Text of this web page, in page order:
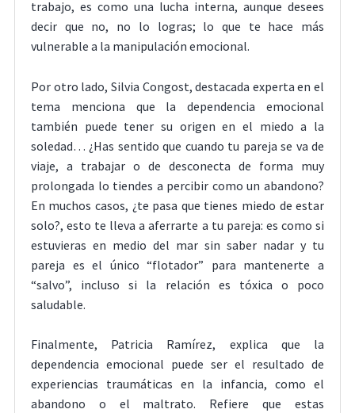
trabajo, es como una lucha interna, aunque desees
decir que no, no lo logras; lo que te hace más
vulnerable a la manipulación emocional.
Por otro lado, Silvia Congost, destacada experta en el
tema menciona que la dependencia emocional
también puede tener su origen en el miedo a la
soledad… ¿Has sentido que cuando tu pareja se va de
viaje, a trabajar o de desconecta de forma muy
prolongada lo tiendes a percibir como un abandono?
En muchos casos, ¿te pasa que tienes miedo de estar
solo?, esto te lleva a aferrarte a tu pareja: es como si
estuvieras en medio del mar sin saber nadar y tu
pareja es el único “flotador” para mantenerte a
“salvo”, incluso si la relación es tóxica o poco
saludable.
Finalmente, Patricia Ramírez, explica que la
dependencia emocional puede ser el resultado de
experiencias traumáticas en la infancia, como el
abandono o el maltrato. Refiere que estas